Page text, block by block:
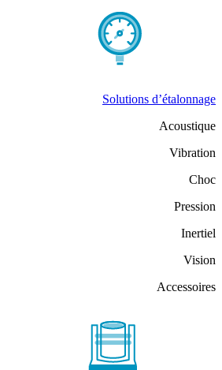
Solutions d’étalonnage
Acoustique
Vibration
Choc
Pression
Inertiel
Vision
Accessoires